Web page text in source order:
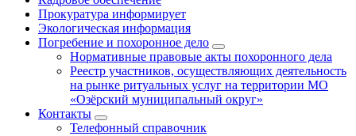
Прокуратура информирует
Экологическая информация
Погребение и похоронное дело
Нормативные правовые акты похоронного дела
Реестр участников, осуществляющих деятельность
на рынке ритуальных услуг на территории МО
«Озёрский муниципальный округ»
Контакты
Телефонный справочник